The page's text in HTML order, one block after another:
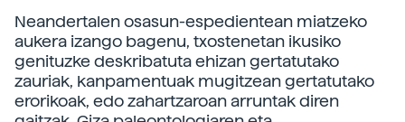
Neandertalen osasun-espedientean miatzeko
aukera izango bagenu, txostenetan ikusiko
genituzke deskribatuta ehizan gertatutako
zauriak, kanpamentuak mugitzean gertatutako
erorikoak, edo zahartzaroan arruntak diren